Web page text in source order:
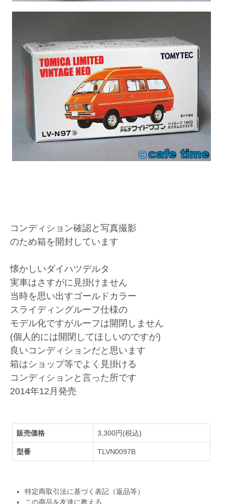
コンディション確認と写真撮影
のため箱を開封しています
懐かしいダイハツデルタ
実車はさすがに見掛けません
当時を思い出すゴールドカラー
スライディングルーフ仕様の
モデル化ですがルーフは開閉しません
(個人的には開閉してほしいのですが)
良いコンディションだと思います
箱はショップ等でよく見掛ける
コンディションと言った所です
2014年12月発売
販売価格 3,300円(税込)
型番 TLVN0097B
特定商取引法に基づく表記（返品等）
この商品を友達に教える